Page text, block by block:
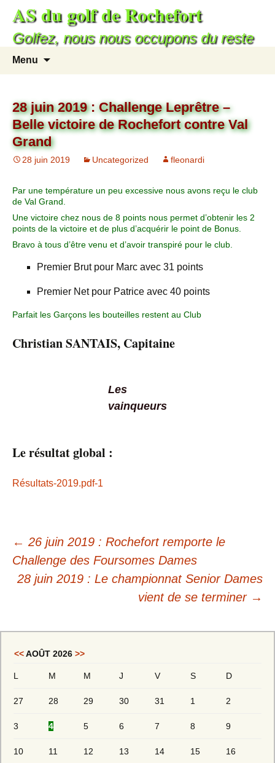
AS du golf de Rochefort
Golfez, nous nous occupons du reste
Menu
28 juin 2019 : Challenge Leprêtre –
Belle victoire de Rochefort contre Val
Grand
28 juin 2019 Uncategorized fleonardi
Par une température un peu excessive nous avons reçu le club
de Val Grand.
Une victoire chez nous de 8 points nous permet d’obtenir les 2
points de la victoire et de plus d’acquérir le point de Bonus.
Bravo à tous d’être venu et d’avoir transpiré pour le club.
Premier Brut pour Marc avec 31 points
Premier Net pour Patrice avec 40 points
Parfait les Garçons les bouteilles restent au Club
Christian SANTAIS, Capitaine
Les
vainqueurs
Le résultat global :
Résultats-2019.pdf-1
← 26 juin 2019 : Rochefort remporte le
Challenge des Foursomes Dames
28 juin 2019 : Le championnat Senior Dames
vient de se terminer →
<<AOÛT 2026 >>
L M M J V S D
27 28 29 30 31 1 2
3 4 5 6 7 8 9
10 11 12 13 14 15 16